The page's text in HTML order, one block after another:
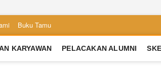
Buku Tamu
KARYAWAN PELACAKAN ALUMNI